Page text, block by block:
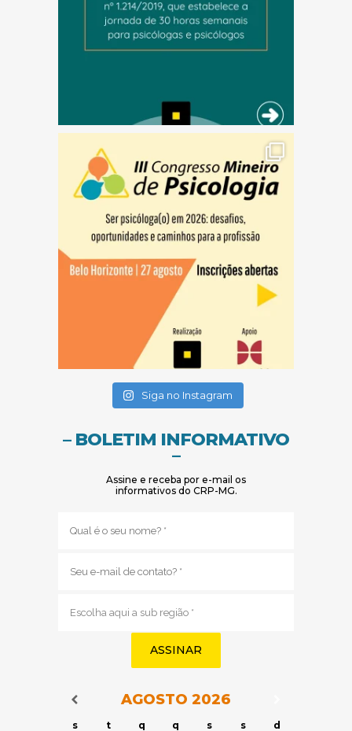
Siga no Instagram
– BOLETIM INFORMATIVO
–
Assine e receba por e-mail os
informativos do CRP-MG.
mail
região
Navegação do Calendário
AGOSTO 2026
s t q q s s
d